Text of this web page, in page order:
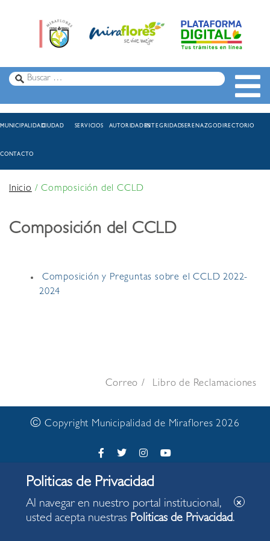
MUNICIPALIDADCIUDAD SERVICIOS AUTORIDADESINTEGRIDADSERENAZGODIRECTORIO
CONTACTO
Inicio/Composición del CCLD
Composición del CCLD
Composición y Preguntas sobre el CCLD 2022-
2024
Correo Libro de Reclamaciones
© Copyright Municipalidad de Miraflores 2026
Al navegar en nuestro portal institucional,
usted acepta nuestras Politicas de Privacidad.